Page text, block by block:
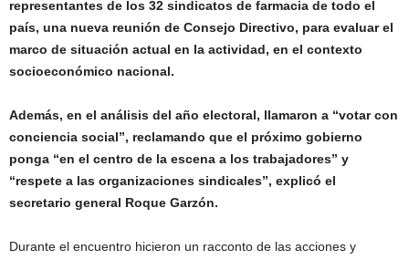
representantes de los 32 sindicatos de farmacia de todo el
país, una nueva reunión de Consejo Directivo, para evaluar el
marco de situación actual en la actividad, en el contexto
socioeconómico nacional.
Además, en el análisis del año electoral, llamaron a “votar con
conciencia social”, reclamando que el próximo gobierno
ponga “en el centro de la escena a los trabajadores” y
“respete a las organizaciones sindicales”, explicó el
secretario general Roque Garzón.
Durante el encuentro hicieron un racconto de las acciones y